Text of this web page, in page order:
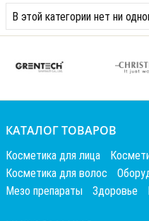
В этой категории нет ни
КАТАЛОГ ТОВАРОВ
Косметика для лица
Косметика для волос
Мезо препараты
Здоровье